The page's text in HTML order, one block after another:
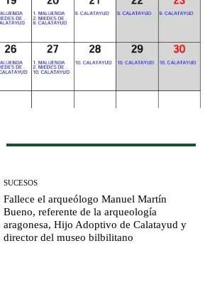
SUCESOS
Fallece el arqueólogo Manuel Martín
Bueno, referente de la arqueología
aragonesa, Hijo Adoptivo de Calatayud y
director del museo bilbilitano